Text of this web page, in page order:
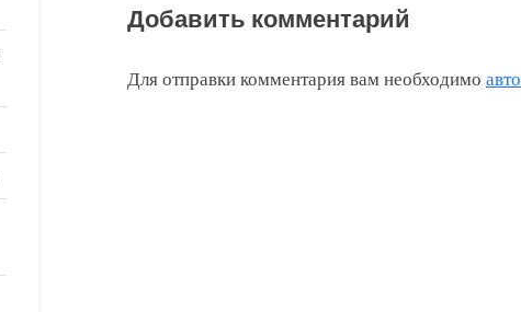
записям
д
д
Добавить комментарий
Для отправки комментария вам необходимо